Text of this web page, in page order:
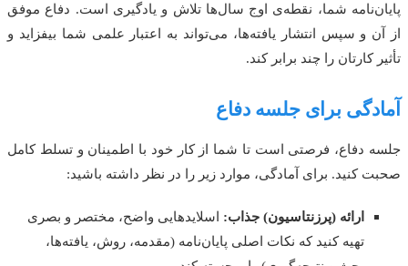
پایان‌نامه شما، نقطه‌ی اوج سال‌ها تلاش و یادگیری است. دفاع موفق
از آن و سپس انتشار یافته‌ها، می‌تواند به اعتبار علمی شما بیفزاید و
تأثیر کارتان را چند برابر کند.
آمادگی برای جلسه دفاع
جلسه دفاع، فرصتی است تا شما از کار خود با اطمینان و تسلط کامل
صحبت کنید. برای آمادگی، موارد زیر را در نظر داشته باشید:
ارائه (پرزنتاسیون) جذاب: اسلایدهایی واضح، مختصر و بصری
تهیه کنید که نکات اصلی پایان‌نامه (مقدمه، روش، یافته‌ها،